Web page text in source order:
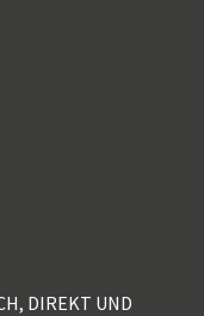
DIREKT UND